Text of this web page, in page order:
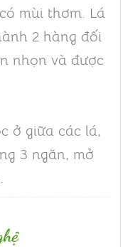
mùi thơm. Lá
2 hàng đối
nhọn và được
ở giữa các lá,
3 ngăn, mở